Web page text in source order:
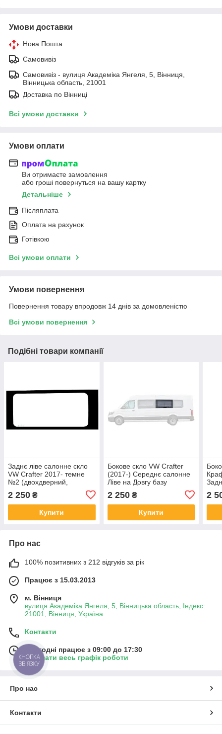
Умови доставки
Нова Пошта
Самовивіз
Самовивіз - вулиця Академіка Янгеля, 5, Вінниця,
Вінницька область, 21001
Доставка по Вінниці
Всі умови доставки
Умови оплати
Ви отримаєте замовлення
або гроші повернуться на вашу картку
Детальніше
Післяплата
Оплата на рахунок
Готівкою
Всі умови оплати
Умови повернення
Повернення товару впродовж 14 днів за домовленістю
Всі умови повернення
Подібні товари компанії
Заднє ліве салонне скло
VW Crafter 2017- темне
№2 (двохдверний,
нестандарт) - Фольксваген
Крафтер
2 250 ₴
Купити
Бокове скло VW Crafter
(2017-) Середнє салонне
Ліве на Довгу базу
2 250₴
Купити
2
Про нас
100% позитивних з 212 відгуків за рік
Працює з 15.03.2013
м. Вінниця
вулиця Академіка Янгеля, 5, Вінницька область, Індекс:
21001, Вінниця, Україна
Контакти
Сьогодні працює з 09:00 до 17:30
Показати весь графік роботи
Про нас
Контакти
КНОПКА
ЗВ'ЯЗКУ